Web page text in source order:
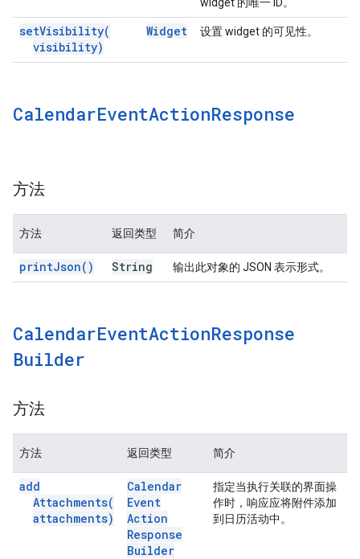
setVisibility(
visibility)
Widget 设置 widget 的可见性。
CalendarEventActionResponse
方法
方法 返回类型 简介
printJson( ) String 输出此对象的 JSON 表示形式。
CalendarEventActionResponse
Builder
方法
方法 返回类型 简介
add
Attachments(
attachments)
Calendar
Event
Action
Response
Builder
指定当执行关联的界面操
作时，响应应将附件添加
到日历活动中。